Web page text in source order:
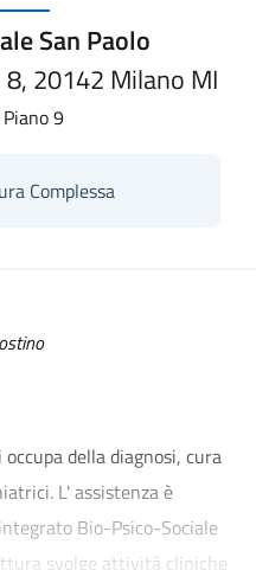
San Paolo
20142 Milano MI
9
Complessa
della diagnosi, cura
L' assistenza è
Bio-Psico-Sociale
svolge attività cliniche